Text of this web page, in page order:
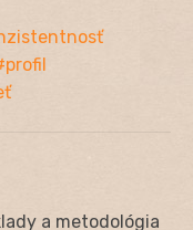
profil
a metodológia